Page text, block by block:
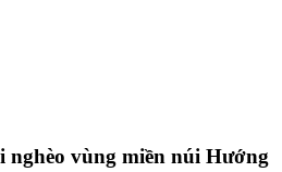
nghèo vùng miền núi Hướng